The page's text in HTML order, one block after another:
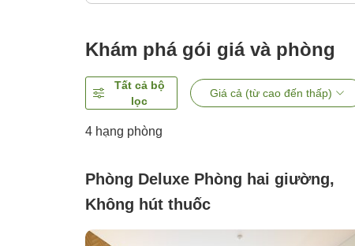
Khám phá gói giá và phòng
Tất cả bộ
lọc
Giá cả (từ cao đến thấp)
4 hạng phòng
Phòng Deluxe Phòng hai giường,
Không hút thuốc